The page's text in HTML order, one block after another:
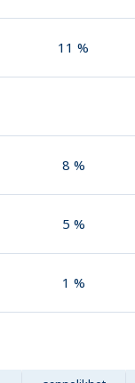
11 %
8 %
5 %
1 %